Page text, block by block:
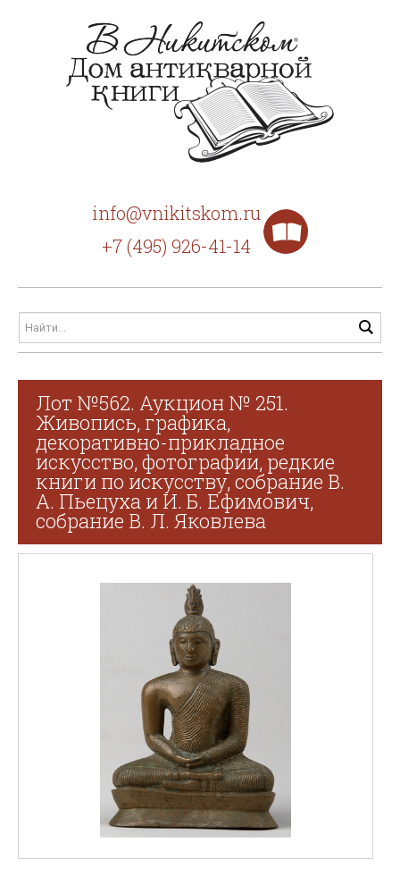
info@vnikitskom.ru
+7 (495) 926-41-14
Лот №562. Аукцион № 251.
Живопись, графика,
декоративно-прикладное
искусство, фотографии, редкие
книги по искусству, собрание В.
А. Пьецуха и И. Б. Ефимович,
собрание В. Л. Яковлева